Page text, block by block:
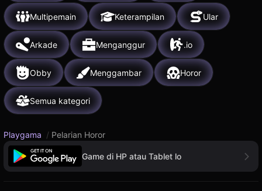
Multipemain Keterampilan Ular
Arkade Menganggur .io
Obby Menggambar Horor
Semua kategori
Playgama / Pelarian Horor
Game di HP atau Tablet lo